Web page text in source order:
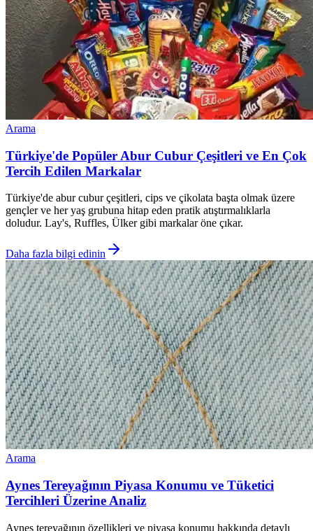
Arama
Türkiye'de Popüler Abur Cubur Çeşitleri ve En Çok
Tercih Edilen Markalar
Türkiye'de abur cubur çeşitleri, cips ve çikolata başta olmak üzere
gençler ve her yaş grubuna hitap eden pratik atıştırmalıklarla
doludur. Lay's, Ruffles, Ülker gibi markalar öne çıkar.
Daha fazla bilgi edinin
Arama
Aynes Tereyağının Piyasa Konumu ve Tüketici
Tercihleri Üzerine Analiz
Aynes tereyağının özellikleri ve piyasa konumu hakkında detaylı